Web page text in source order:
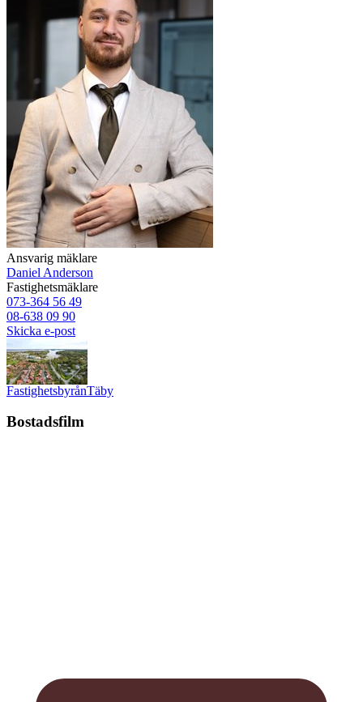
Ansvarig mäklare
Daniel Anderson
Fastighetsmäklare
073-364 56 49
08-638 09 90
Skicka e-post
FastighetsbyrånTäby
Bostadsfilm